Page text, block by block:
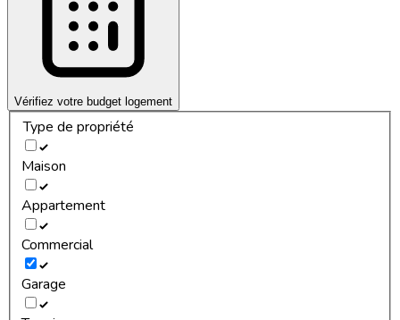
Vérifiez votre budget logement
Type de propriété
Maison
Appartement
Commercial
Garage